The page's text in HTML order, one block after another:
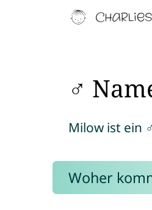
♂
Milow ist ein
Woher